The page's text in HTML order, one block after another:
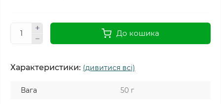
До кошика
Характеристики: (дивитися всі)
Вага 50 г